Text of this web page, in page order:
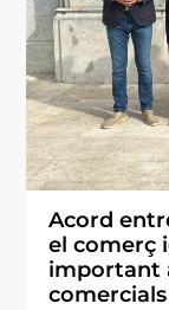
Acord
el comerç
important
comercials